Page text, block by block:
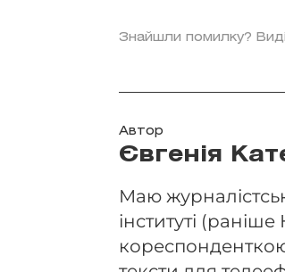
Знайшли помилку?
Автор
Євгенія
Маю
інституті